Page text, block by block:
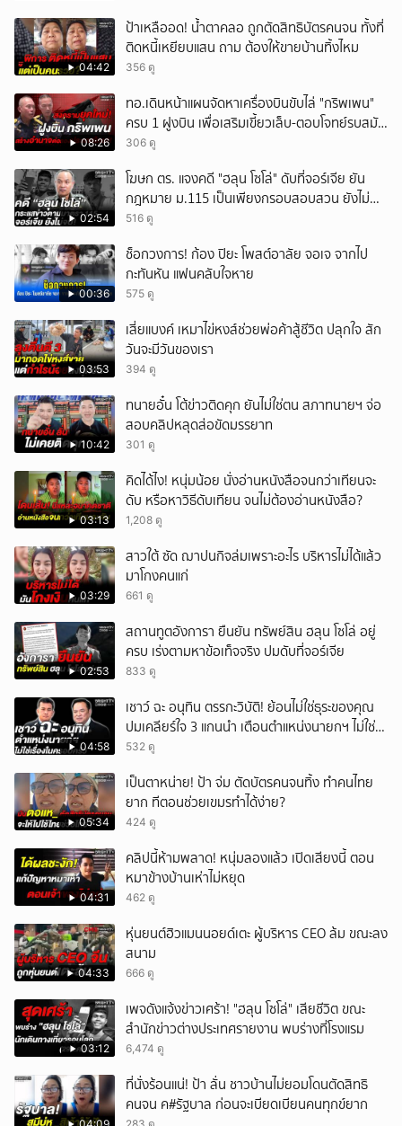
04:42
ป้าเหลืออด! น้ำตาคลอ ถูกตัดสิทธิบัตรคนจน ทั้งที่
ติดหนี้เหยียบแสน ถาม ต้องให้ขายบ้านทิ้งไหม
356 ดู
08:26
ทอ.เดินหน้าแผนจัดหาเครื่องบินขับไล่ "กริพเพน"
ครบ 1 ฝูงบิน เพื่อเสริมเขี้ยวเล็บ-ตอบโจทย์รบสมัย
ใหม่
306 ดู
02:54
โฆษก ตร. แจงคดี "ฮลุน โซโล่" ดับที่จอร์เจีย ยัน
กฎหมาย ม.115 เป็นเพียงกรอบสอบสวน ยังไม่
สรุปสาเหตุ
516 ดู
00:36
ช็อกวงการ! ก้อง ปิยะ โพสต์อาลัย จอเจ จากไป
กะทันหัน แฟนคลับใจหาย
575 ดู
03:53
เสี่ยแบงค์ เหมาไข่หงส์ช่วยพ่อค้าสู้ชีวิต ปลุกใจ สัก
วันจะมีวันของเรา
394 ดู
10:42
ทนายอั๋น โต้ข่าวติดคุก ยันไม่ใช่ตน สภาทนายฯ จ่อ
สอบคลิปหลุดส่อขัดมรรยาท
301 ดู
03:13
คิดได้ไง! หนุ่มน้อย นั่งอ่านหนังสือจนกว่าเทียนจะ
ดับ หรือหาวิธีดับเทียน จนไม่ต้องอ่านหนังสือ?
1,208 ดู
03:29
สาวใต้ ซัด ฌาปนกิจล่มเพราะอะไร บริหารไม่ได้แล้ว
มาโกงคนแก่
661 ดู
02:53
สถานทูตอังการา ยืนยัน ทรัพย์สิน ฮลุน โซโล่ อยู่
ครบ เร่งตามหาข้อเท็จจริง ปมดับที่จอร์เจีย
833 ดู
04:58
เชาว์ ฉะ อนุทิน ตรรกะวิบัติ! ย้อนไม่ใช่ธุระของคุณ
ปมเคลียร์ใจ 3 แกนนำ เตือนตำแหน่งนายกฯ ไม่ใช่
เรื่องในครอบครัว
532 ดู
05:34
เป็นตาหน่าย! ป้า จ่ม ตัดบัตรคนจนทิ้ง ทำคนไทย
ยาก ทีตอนช่วยเขมรทำได้ง่าย?
424 ดู
04:31
คลิปนี้ห้ามพลาด! หนุ่มลองแล้ว เปิดเสียงนี้ ตอน
หมาข้างบ้านเห่าไม่หยุด
462 ดู
04:33
หุ่นยนต์ฮิวแมนนอยด์เตะ ผู้บริหาร CEO ล้ม ขณะลง
สนาม
666 ดู
03:12
เพจดังแจ้งข่าวเศร้า! "ฮลุน โซโล่" เสียชีวิต ขณะ
สำนักข่าวต่างประเทศรายงาน พบร่างที่โรงแรม
6,474 ดู
ที่นั่งร้อนแน่! ป้า ลั่น ชาวบ้านไม่ยอมโดนตัดสิทธิ
คนจน ค#รัฐบาล ก่อนจะเบียดเบียนคนทุกข์ยาก